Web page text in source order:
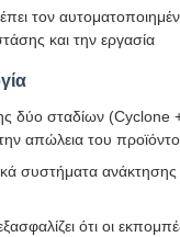
τον
και την εργασία
δύο σταδίων (Cyclone
απώλεια του
συστήματα
ότι οι